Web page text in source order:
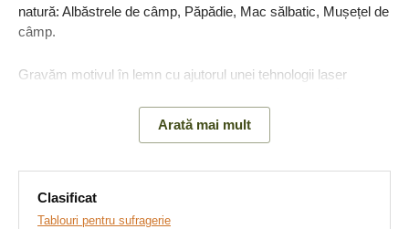
natură: Albăstrele de câmp, Păpădie, Mac sălbatic, Mușețel de
câmp.
Gravăm motivul în lemn cu ajutorul unei tehnologii laser
Dați viață pereților goi cu tabloul unic din lemn!
Principalele avantaje ale produsului:
Arată mai mult
Clasificat
Tablouri pentru sufragerie